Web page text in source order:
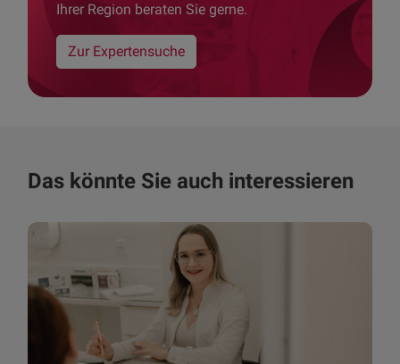
Ihrer Region beraten Sie gerne.
Zur Expertensuche
Das könnte Sie auch interessieren